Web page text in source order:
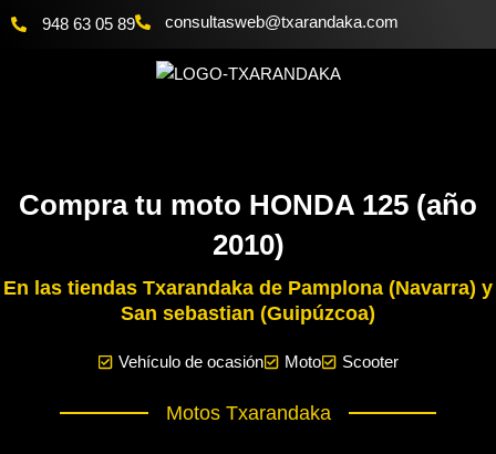
948 63 05 89 moc.akadnaraxt
@bewsatlusnoc
Compra tu moto HONDA 125 (año
2010)
En las tiendas Txarandaka de Pamplona (Navarra) y
San sebastian (Guipúzcoa)
Vehículo de ocasión Moto Scooter
Motos Txarandaka